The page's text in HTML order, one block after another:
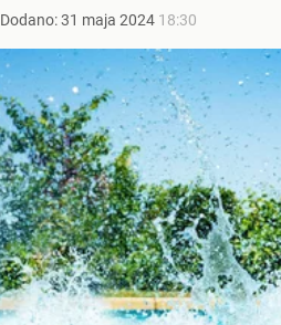
Dodano:31 maja 2024 18:30